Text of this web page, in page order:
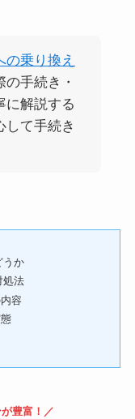
の乗り換え
手続き・
に解説する
して手続き
うか
処法
容
豊富！／